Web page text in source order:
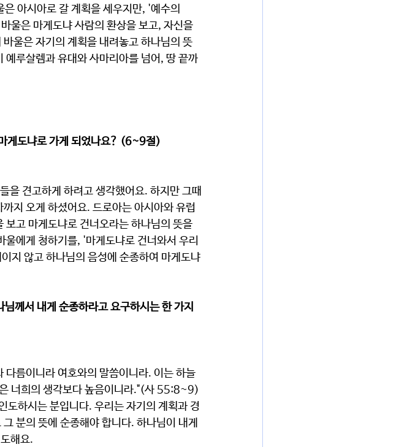
울은 마게도냐 사람의 환상을 보고, 자신을
울은 자기의 계획을 내려놓고 하나님의 뜻
루살렘과 유대와 사마리아를 넘어, 땅 끝까
게도냐로 가게 되었나요? (6~9절)
지 오게 하셨어요. 드로아는 아시아와 유럽
고 마게도냐로 건너오라는 하나님의 뜻을
에게 청하기를, '마게도냐로 건너와서 우리
지 않고 하나님의 음성에 순종하여 마게도냐
께서 내게 순종하라고 요구하시는 한 가지
너희의 생각보다 높음이니라."(사 55:8~9)
분의 뜻에 순종해야 합니다. 하나님이 내게
해요.